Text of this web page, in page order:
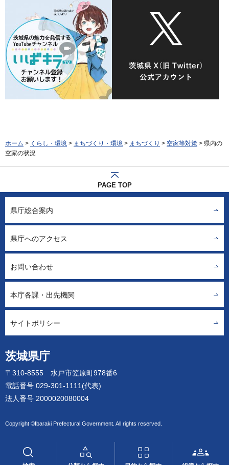
ホーム > くらし・環境 > まちづくり・環境 > まちづくり > 空家等対策 > 県内の
空家の状況
PAGE TOP
茨城県庁
〒310-8555 水戸市笠原町978番6
電話番号 029-301-1111(代表)
法人番号 2000020080004
Copyright ©Ibaraki Prefectural Government. All rights reserved.
県庁総合案内
県庁へのアクセス
お問い合わせ
本庁各課・出先機関
サイトポリシー